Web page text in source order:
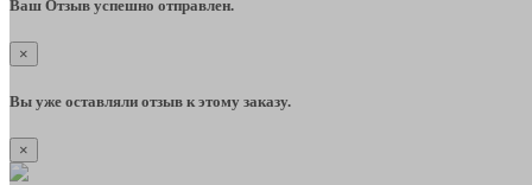
Ваш Отзыв успешно отправлен.
×
Вы уже оставляли отзыв к этому заказу.
×